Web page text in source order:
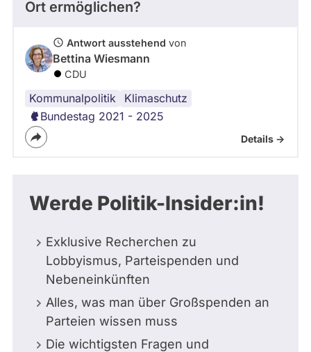
Ort ermöglichen?
Antwort ausstehend von
Bettina Wiesmann
CDU
Kommunalpolitik
Klimaschutz
Bundestag 2021 - 2025
Details ->
Werde Politik-Insider:in!
Exklusive Recherchen zu
Lobbyismus, Parteispenden und
Nebeneinkünften
Alles, was man über Großspenden an
Parteien wissen muss
Die wichtigsten Fragen und